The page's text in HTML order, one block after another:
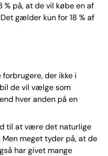
% på, at de vil købe en af
gælder kun for 18 % af
der ikke i
de vil vælge som
hver anden på en
til at være det naturlige
meget tyder på, at de
har givet mange